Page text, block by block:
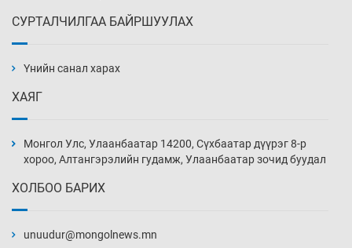
3 цаг 26 мин
3 цаг 56 мин
18 цаг 25 мин
СУРТАЛЧИЛГАА БАЙРШУУЛАХ
Үнийн санал харах
ХАЯГ
Монгол Улс, Улаанбаатар 14200, Сүхбаатар дүүрэг 8-р
хороо, Алтангэрэлийн гудамж, Улаанбаатар зочид буудал
ХОЛБОО БАРИХ
unuudur@mongolnews.mn